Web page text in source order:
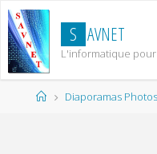
Skip
to
content
S AVNET
L'informatique
HomeDiaporamas